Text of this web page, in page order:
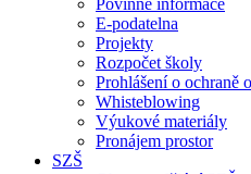
Povinné informace
E-podatelna
Projekty
Rozpočet školy
Prohlášení o ochraně
Whisteblowing
Výukové materiály
Pronájem prostor
SZŠ